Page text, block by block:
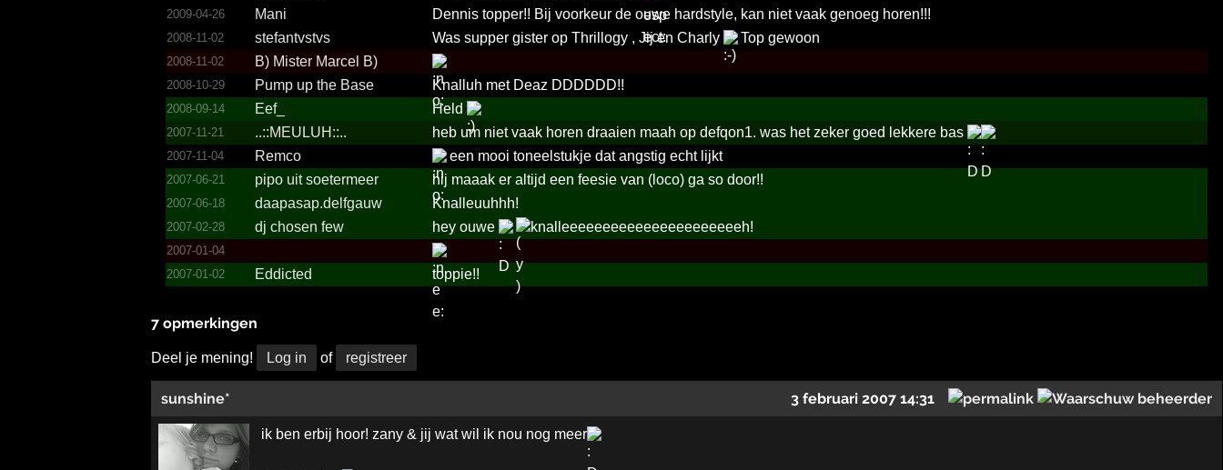
2009-04-26 Mani Dennis topper!! Bij voorkeur de ouwe hardstyle, kan niet vaak genoeg horen!!!
2008-11-02 stefantvstvs Was supper gister op Thrillogy , Jij en Charly Top gewoon
2008-11-02 B) Mister Marcel B)
2008-10-29 Pump up the Base Knalluh met Deaz DDDDDD!!
2008-09-14 Eef_ Held
2007-11-21 ..­::MEUL­UH::..­ heb um niet vaak horen draaien maah op defqon1. was het zeker goed lekkere bas
2007-11-04 Remco een mooi toneelstukje dat angstig echt lijkt
2007-06-21 pipo uit soetermeer hij maaak er altijd een feesie van (loco) ga so door!!
2007-06-18 daapasap.­delfgauw Knalleuuhhh!
2007-02-28 dj chosen few hey ouwe knalleeeeeeeeeeeeeeeeeeeeeeh!
2007-01-04
2007-01-02
Eddicted toppie!!
7 opmerkingen
Deel je mening! Log in of registreer
sunshine* 3 februari 2007 14:31
ik ben erbij hoor! zany & jij wat wil ik nou nog meer